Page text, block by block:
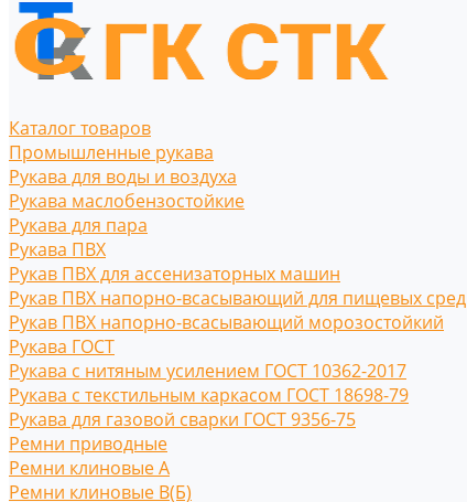
Каталог товаров
Промышленные рукава
Рукава для воды и воздуха
Рукава маслобензостойкие
Рукава для пара
Рукава ПВХ
Рукав ПВХ для ассенизаторных машин
Рукав ПВХ напорно-всасывающий для пищевых сред
Рукав ПВХ напорно-всасывающий морозостойкий
Рукава ГОСТ
Рукава с нитяным усилением ГОСТ 10362-2017
Рукава с текстильным каркасом ГОСТ 18698-79
Рукава для газовой сварки ГОСТ 9356-75
Ремни приводные
Ремни клиновые A
Ремни клиновые В(Б)